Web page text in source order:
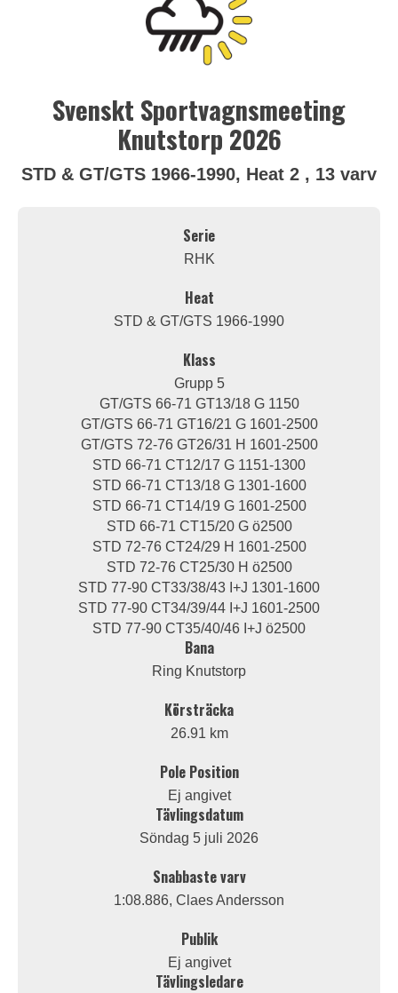
Svenskt Sportvagnsmeeting
Knutstorp 2026
STD & GT/GTS 1966-1990, Heat 2 , 13 varv
Serie
RHK
Heat
STD & GT/GTS 1966-1990
Klass
Grupp 5
GT/GTS 66-71 GT13/18 G 1150
GT/GTS 66-71 GT16/21 G 1601-2500
GT/GTS 72-76 GT26/31 H 1601-2500
STD 66-71 CT12/17 G 1151-1300
STD 66-71 CT13/18 G 1301-1600
STD 66-71 CT14/19 G 1601-2500
STD 66-71 CT15/20 G ö2500
STD 72-76 CT24/29 H 1601-2500
STD 72-76 CT25/30 H ö2500
STD 77-90 CT33/38/43 I+J 1301-1600
STD 77-90 CT34/39/44 I+J 1601-2500
STD 77-90 CT35/40/46 I+J ö2500
Bana
Ring Knutstorp
Körsträcka
26.91 km
Pole Position
Ej angivet
Tävlingsdatum
Söndag 5 juli 2026
Snabbaste varv
1:08.886, Claes Andersson
Publik
Ej angivet
Tävlingsledare